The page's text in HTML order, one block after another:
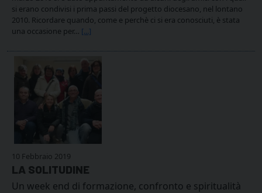
si erano condivisi i prima passi del progetto diocesano, nel lontano
2010. Ricordare quando, come e perchè ci si era conosciuti, è stata
una occasione per… [...]
10 Febbraio 2019
LA SOLITUDINE
Un week end di formazione, confronto e spiritualità